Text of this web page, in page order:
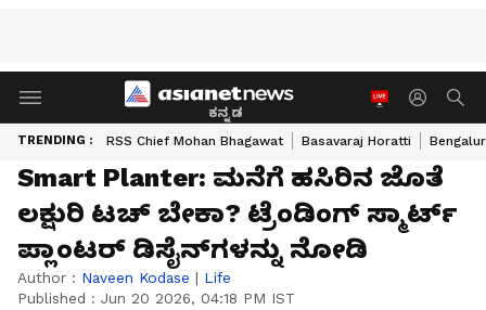
ಕನ್ನಡ
TRENDING : RSS Chief Mohan Bhagawat Basavaraj Horatti
Smart Planter: ಮನೆಗೆ ಹಸಿರಿನ ಜೊತೆ
ಲಕ್ಷುರಿ ಟಚ್ ಬೇಕಾ? ಟ್ರೆಂಡಿಂಗ್ ಸ್ಮಾರ್ಟ್
ಪ್ಲಾಂಟರ್ ಡಿಸೈನ್‌ಗಳನ್ನು ನೋಡಿ
Author : Naveen Kodase | Life
Published : Jun 20 2026, 04:18 PM IST